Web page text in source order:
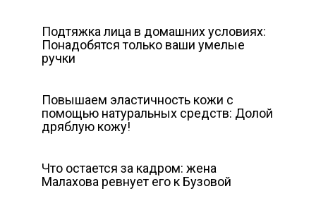
Подтяжка лица в домашних условиях:
Понадобятся только ваши умелые
ручки
Повышаем эластичность кожи с
помощью натуральных средств: Долой
дряблую кожу!
Что остается за кадром: жена
Малахова ревнует его к Бузовой